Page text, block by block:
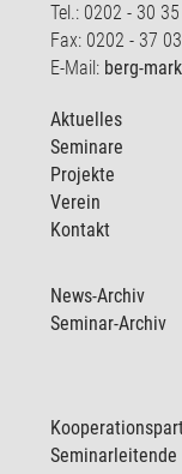
Tel.: 0202 - 30
Fax: 0202 - 37
E-Mail: berg-
Aktuelles
Seminare
Projekte
Verein
Kontakt
News-Archiv
Seminar-Archiv
Seminarleitende